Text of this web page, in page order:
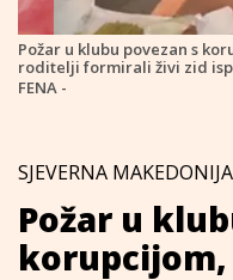
Požar u klubu povezan s
roditelji formirali živi zid
FENA -
SJEVERNA MAKEDONIJA
Požar u